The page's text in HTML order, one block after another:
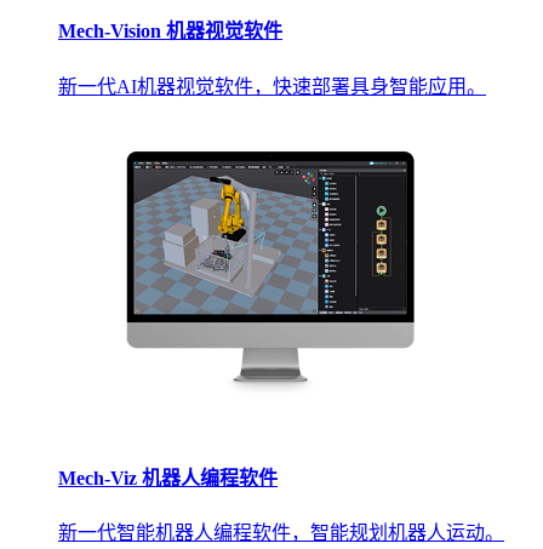
Mech-Vision 机器视觉软件
新一代AI机器视觉软件，快速部署具身智能应用。
Mech-Viz 机器人编程软件
新一代智能机器人编程软件，智能规划机器人运动。